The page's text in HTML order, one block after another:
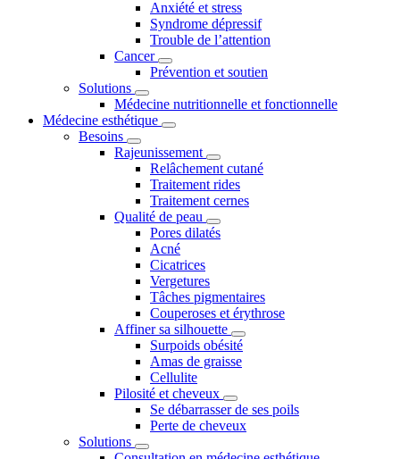
Anxiété et stress
Syndrome dépressif
Trouble de l’attention
Cancer
Prévention et soutien
Solutions
Médecine nutritionnelle et fonctionnelle
Médecine esthétique
Besoins
Rajeunissement
Relâchement cutané
Traitement rides
Traitement cernes
Qualité de peau
Pores dilatés
Acné
Cicatrices
Vergetures
Tâches pigmentaires
Couperoses et érythrose
Affiner sa silhouette
Surpoids obésité
Amas de graisse
Cellulite
Pilosité et cheveux
Se débarrasser de ses poils
Perte de cheveux
Solutions